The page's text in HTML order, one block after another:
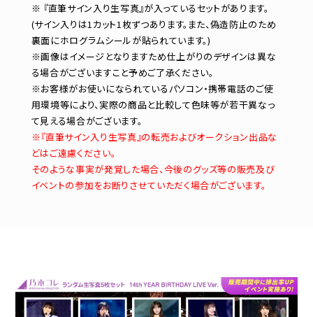
※ 『直筆サイン入り生写真』が入っているセットがあります。
(サイン入りは1カット1枚ずつあります。また、偽造防止のため
裏面にホログラムシールが貼られています。)
※画像はイメージとなりますため仕上がりのデザインは異な
る場合がございますこと予めご了承ください。
※お客様がお使いになられているパソコン・携帯電話のご使
用環境等により、実際の商品と比較して色味等が若干異なっ
て見える場合がございます。
※『直筆サイン入り生写真』の転売およびオークション出品な
どはご遠慮ください。
そのような事実が発覚した場合、今後のグッズ等の販売及び
イベントの参加をお断りさせていただく場合がございます。